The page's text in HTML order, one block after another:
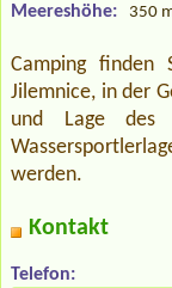
Meereshöhe: 350
Camping finden
Jilemnice, in der
und Lage des
werden.
Kontakt
Telefon: